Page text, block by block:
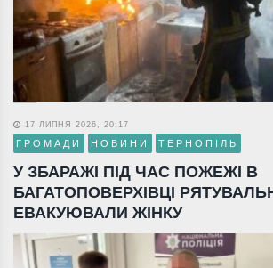
17 ЛИПНЯ 2026, 20:17
ГРОМАДИ НОВИНИ ТЕРНОПІЛЬ
У ЗБАРАЖІ ПІД ЧАС ПОЖЕЖІ В
БАГАТОПОВЕРХІВЦІ
ЕВАКУЮВАЛИ ЖІНКУ